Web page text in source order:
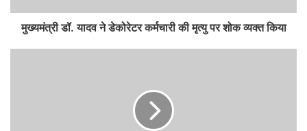
मुख्यमंत्री डॉ. यादव ने डेकोरेटर कर्मचारी की मृत्यु पर शोक व्यक्त किया